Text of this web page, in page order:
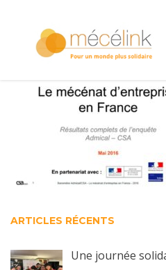
ARTICLES RÉCENTS
Une journée